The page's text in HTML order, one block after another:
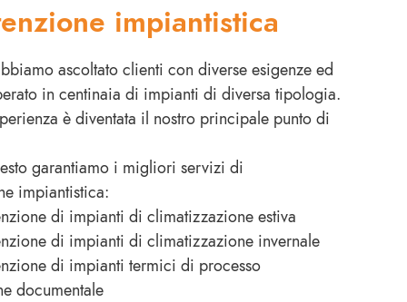
impiantistica
ascoltato clienti con diverse esigenze ed
in centinaia di impianti di diversa tipologia.
è diventata il nostro principale punto di
garantiamo i migliori servizi di
impiantistica:
di impianti di climatizzazione estiva
di impianti di climatizzazione invernale
di impianti termici di processo
documentale